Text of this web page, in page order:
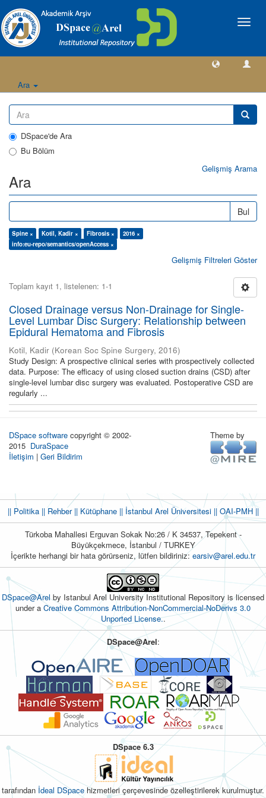
Geçiş
Ara
DSpace'de Ara
Bu Bölüm
Gelişmiş Arama
Ara
Bul
Spine × Kotil, Kadir × Fibrosis ×
2016 ×
info:eu-repo/semantics/openAccess ×
Gelişmiş Filtreleri Göster
Toplam kayıt 1, listelenen: 1-1
Closed Drainage versus Non-Drainage for Single-
Level Lumbar Disc Surgery: Relationship between
Epidural Hematoma and Fibrosis
Kotil, Kadir (Korean Soc Spine Surgery, 2016)
Study Design: A prospective clinical series with prospectively collected
data. Purpose: The efficacy of using closed suction drains (CSD) after
single-level lumbar disc surgery was evaluated. Postoperative CSD are
regularly ...
DSpace software copyright © 2002-
2015 DuraSpace
İletişim | Geri Bildirim
Theme by
|| Politika|| Rehber|| Kütüphane|| İstanbul Arel Üniversitesi ||OAI-PMH ||
Türkoba Mahallesi Erguvan Sokak No:26 / K 34537, Tepekent -
Büyükçekmece, İstanbul / TURKEY
İçerikte herhangi bir hata görürseniz, lütfen bildiriniz: earsiv@arel.edu.tr
DSpace@Arelby Istanbul Arel University Institutional Repository is licensed
under a Creative Commons Attribution-NonCommercial-NoDerivs 3.0
Unported License..
DSpace@Arel:
DSpace 6.3
tarafından İdeal DSpacehizmetleri çerçevesinde özelleştirilerek kurulmuştur.